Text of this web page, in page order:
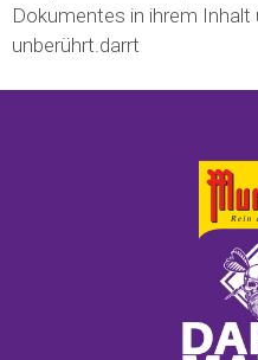
Dokumentes in ihrem Inhalt
unberührt.darrt